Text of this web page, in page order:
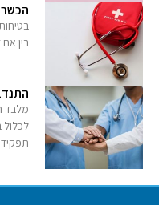
בין
מלבד
לכלול